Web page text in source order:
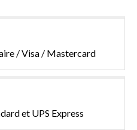
/ Visa / Mastercard
et UPS Express